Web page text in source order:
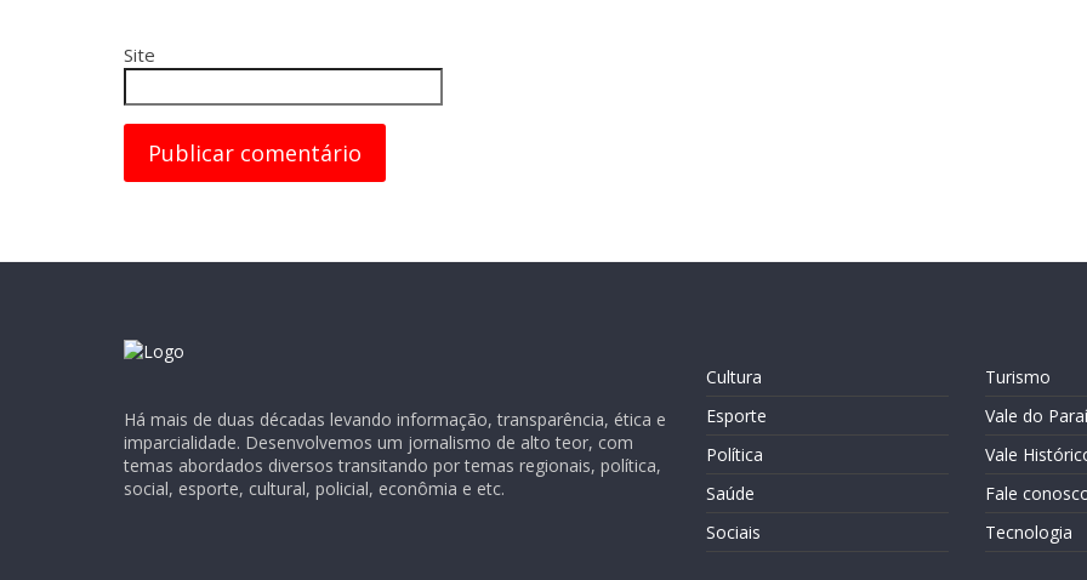
Site
Há mais de duas décadas levando informação, transparência, ética e
imparcialidade. Desenvolvemos um jornalismo de alto teor, com
temas abordados diversos transitando por temas regionais, política,
social, esporte, cultural, policial, econômia e etc.
Cultura
Esporte
Política
Saúde
Sociais
Turismo
Vale do
Vale
Fale
Tecnologia